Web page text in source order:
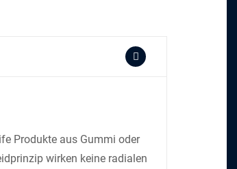
Produkte aus Gummi oder
wirken keine radialen